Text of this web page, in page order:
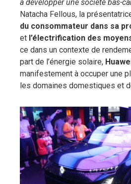
à développer une société bas-
Natacha Fellous, la
du consommateur dans sa
et l’électrification des
ce dans un contexte de
part de l’énergie solaire,
manifestement à occuper une
les domaines domestiques et